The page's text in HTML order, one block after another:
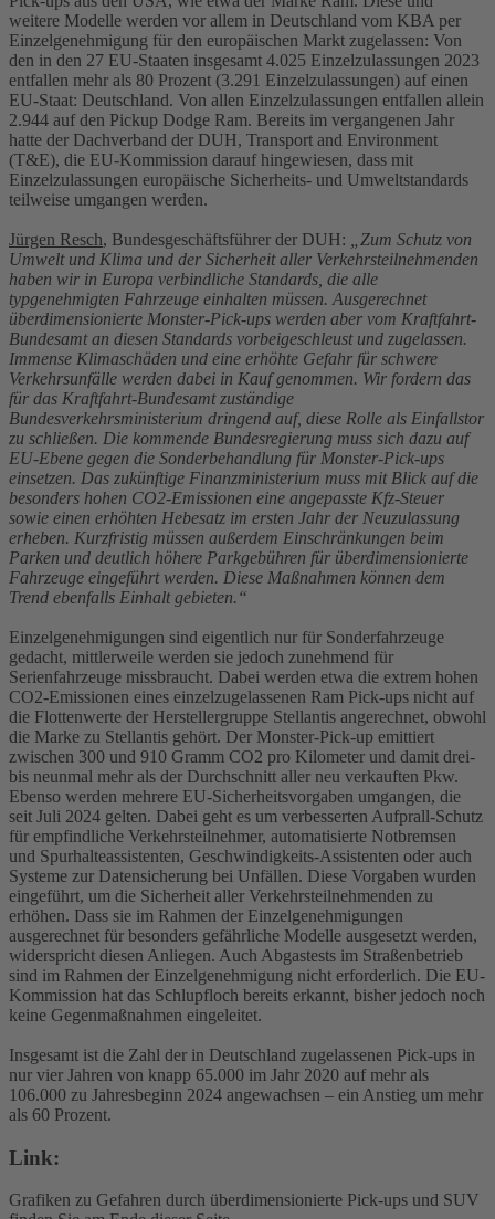
weitere Modelle werden vor allem in Deutschland vom KBA per
Einzelgenehmigung für den europäischen Markt zugelassen: Von
den in den 27 EU-Staaten insgesamt 4.025 Einzelzulassungen 2023
entfallen mehr als 80 Prozent (3.291 Einzelzulassungen) auf einen
EU-Staat: Deutschland. Von allen Einzelzulassungen entfallen allein
2.944 auf den Pickup Dodge Ram. Bereits im vergangenen Jahr
hatte der Dachverband der DUH, Transport and Environment
(T&E), die EU-Kommission darauf hingewiesen, dass mit
Einzelzulassungen europäische Sicherheits- und Umweltstandards
teilweise umgangen werden.
Jürgen Resch, Bundesgeschäftsführer der DUH:
„Zum Schutz von
Umwelt und Klima und der Sicherheit aller Verkehrsteilnehmenden
haben wir in Europa verbindliche Standards, die alle
typgenehmigten Fahrzeuge einhalten müssen. Ausgerechnet
überdimensionierte Monster-Pick-ups werden aber vom Kraftfahrt-
Bundesamt an diesen Standards vorbeigeschleust und zugelassen.
Immense Klimaschäden und eine erhöhte Gefahr für schwere
Verkehrsunfälle werden dabei in Kauf genommen. Wir fordern das
für das Kraftfahrt-Bundesamt zuständige
Bundesverkehrsministerium dringend auf, diese Rolle als Einfallstor
zu schließen. Die kommende Bundesregierung muss sich dazu auf
EU-Ebene gegen die Sonderbehandlung für Monster-Pick-ups
einsetzen. Das zukünftige Finanzministerium muss mit Blick auf die
besonders hohen CO2-Emissionen eine angepasste Kfz-Steuer
sowie einen erhöhten Hebesatz im ersten Jahr der Neuzulassung
erheben. Kurzfristig müssen außerdem Einschränkungen beim
Parken und deutlich höhere Parkgebühren für überdimensionierte
Fahrzeuge eingeführt werden. Diese Maßnahmen können dem
Trend ebenfalls Einhalt gebieten.“
Einzelgenehmigungen sind eigentlich nur für Sonderfahrzeuge
gedacht, mittlerweile werden sie jedoch zunehmend für
Serienfahrzeuge missbraucht. Dabei werden etwa die extrem hohen
CO2-Emissionen eines einzelzugelassenen Ram Pick-ups nicht auf
die Flottenwerte der Herstellergruppe Stellantis angerechnet, obwohl
die Marke zu Stellantis gehört. Der Monster-Pick-up emittiert
zwischen 300 und 910 Gramm CO2 pro Kilometer und damit drei-
bis neunmal mehr als der Durchschnitt aller neu verkauften Pkw.
Ebenso werden mehrere EU-Sicherheitsvorgaben umgangen, die
seit Juli 2024 gelten. Dabei geht es um verbesserten Aufprall-Schutz
für empfindliche Verkehrsteilnehmer, automatisierte Notbremsen
und Spurhalteassistenten, Geschwindigkeits-Assistenten oder auch
Systeme zur Datensicherung bei Unfällen. Diese Vorgaben wurden
eingeführt, um die Sicherheit aller Verkehrsteilnehmenden zu
erhöhen. Dass sie im Rahmen der Einzelgenehmigungen
ausgerechnet für besonders gefährliche Modelle ausgesetzt werden,
widerspricht diesen Anliegen. Auch Abgastests im Straßenbetrieb
sind im Rahmen der Einzelgenehmigung nicht erforderlich. Die EU-
Kommission hat das Schlupfloch bereits erkannt, bisher jedoch noch
keine Gegenmaßnahmen eingeleitet.
Insgesamt ist die Zahl der in Deutschland zugelassenen Pick-ups in
nur vier Jahren von knapp 65.000 im Jahr 2020 auf mehr als
106.000 zu Jahresbeginn 2024 angewachsen – ein Anstieg um mehr
als 60 Prozent.
Link:
Grafiken zu Gefahren durch überdimensionierte Pick-ups und SUV